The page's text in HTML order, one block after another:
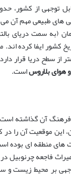
های طبیعی مهم آن
(به سمت دریای
ایفا کرده اند.
بلاروس تپه دزیارژینسکایا با ارتفاع ۳۴۵ متر و پست ترین نقطه آن در رود نمان با ۹۰ متر از
هوای بلاروساست.
فرهنگ آن گذاشته
موقعیت آن را در
های منطقه ای بوده
فاجعه چرنوبیل
توجهی بر محیط زیست و